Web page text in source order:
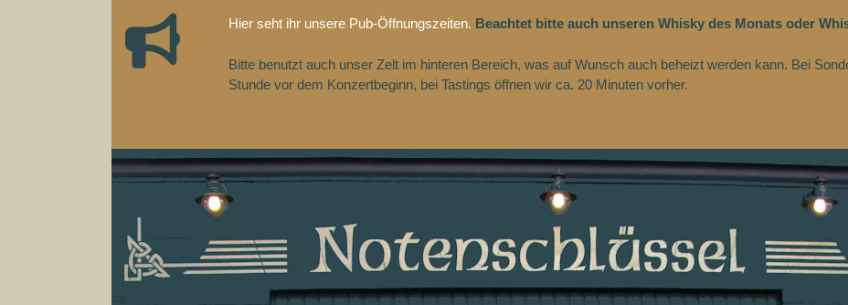
Hier seht ihr unsere Pub-Öffnungszeiten. Beachtet bitte auch unseren Whisky des Monats oder
Bitte benutzt auch unser Zelt im hinteren Bereich, was auf Wunsch auch beheizt werden kann. Bei
Stunde vor dem Konzertbeginn, bei Tastings öffnen wir ca. 20 Minuten vorher.